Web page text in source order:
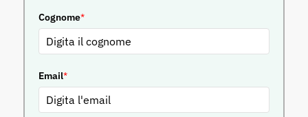
Cognome*
Email*